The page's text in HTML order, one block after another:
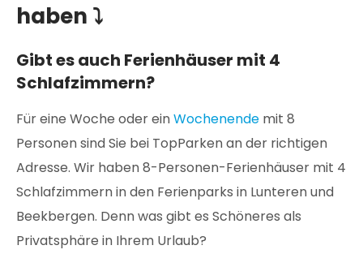
haben ⤵
Gibt es auch Ferienhäuser mit 4
Schlafzimmern?
Für eine Woche oder einWochenende mit 8
Personen sind Sie bei TopParken an der richtigen
Adresse. Wir haben 8-Personen-Ferienhäuser mit 4
Schlafzimmern in den Ferienparks in Lunteren und
Beekbergen. Denn was gibt es Schöneres als
Privatsphäre in Ihrem Urlaub?